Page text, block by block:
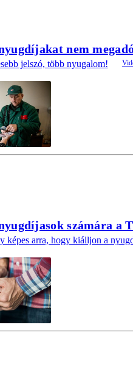
nem
jelszó, több nyugalom!
számára a
képes arra, hogy kiálljon a